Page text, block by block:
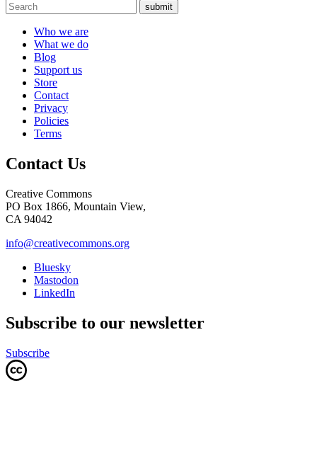
submit
Who we are
What we do
Blog
Support us
Store
Contact
Privacy
Policies
Terms
Contact Us
Creative Commons
PO Box 1866, Mountain View,
CA 94042
info@creativecommons.org
Bluesky
Mastodon
LinkedIn
Subscribe to our newsletter
Subscribe